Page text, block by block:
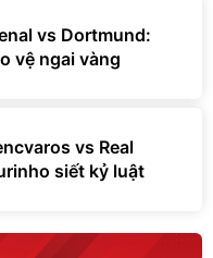
vs Dortmund:
vệ ngai vàng
vs Real
siết kỷ luật